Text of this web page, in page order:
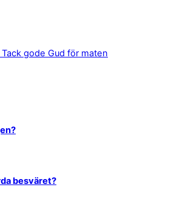
Tack gode Gud för maten
besväret?